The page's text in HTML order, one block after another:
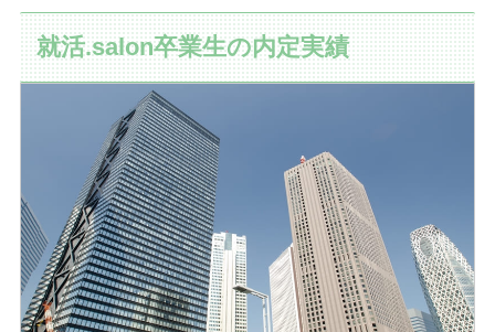
就活.salon卒業生の内定実績